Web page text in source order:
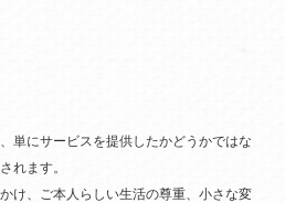
単にサービスを提供したかどうかではな
れます。
け、ご本人らしい生活の尊重、小さな変